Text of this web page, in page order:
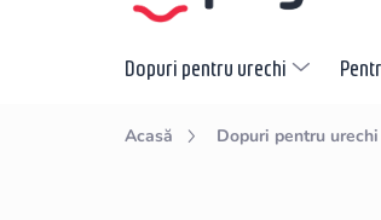
Dopuri pentru urechi
Acasă Dopuri pentru urechi